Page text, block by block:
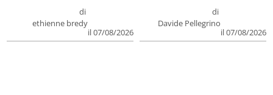
di
ethienne bredy
il 07/08/2026
di
Davide Pellegrino
il 07/08/2026